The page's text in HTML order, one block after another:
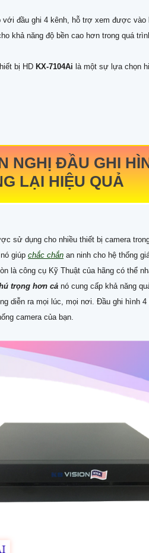
đầu ghi 4 kênh, hỗ trợ xem được vào
khả năng độ bền cao hơn trong quá
bị HD KX-7104Ai là một sự lựa chọn
NGHỊ ĐẦU GHI
LẠI HIỆU QUẢ
sử dụng cho nhiều thiết bị camera
giúp chắc chắn an ninh cho hệ thống
là công cụ Kỹ Thuật của hãng có thể
trọng hơn cả nó cung cấp khả năng
diễn ra mọi lúc, mọi nơi. Đầu ghi hình 4
camera của bạn.